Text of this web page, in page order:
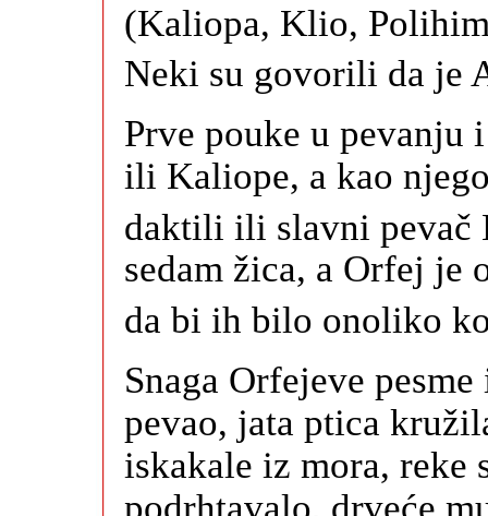
(Kaliopa, Klio,
Neki su govorili da je
Prve pouke u
ili Kaliope, a kao
daktili ili slavni pevač
sedam žica, a Orfej je
da bi ih bilo onoliko
Snaga Orfejeve
pevao, jata ptica
iskakale iz mora, reke
podrhtavalo, drveće